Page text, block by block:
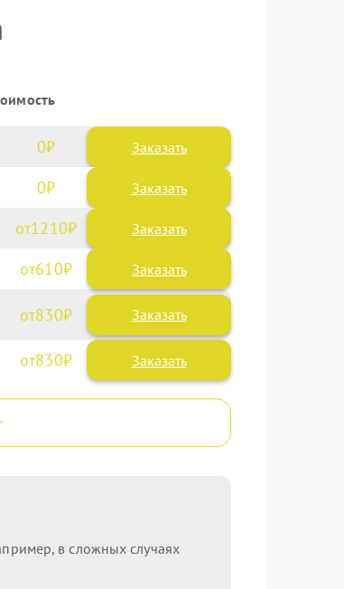
0 Заказать
0 Заказать
1210
610
830
830
в сложных случаях